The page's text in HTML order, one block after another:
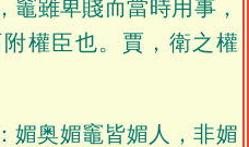
竈雖卑賤而當時用事，
權臣也。賈，衛之權
：媚奥媚竈皆媚人，非媚